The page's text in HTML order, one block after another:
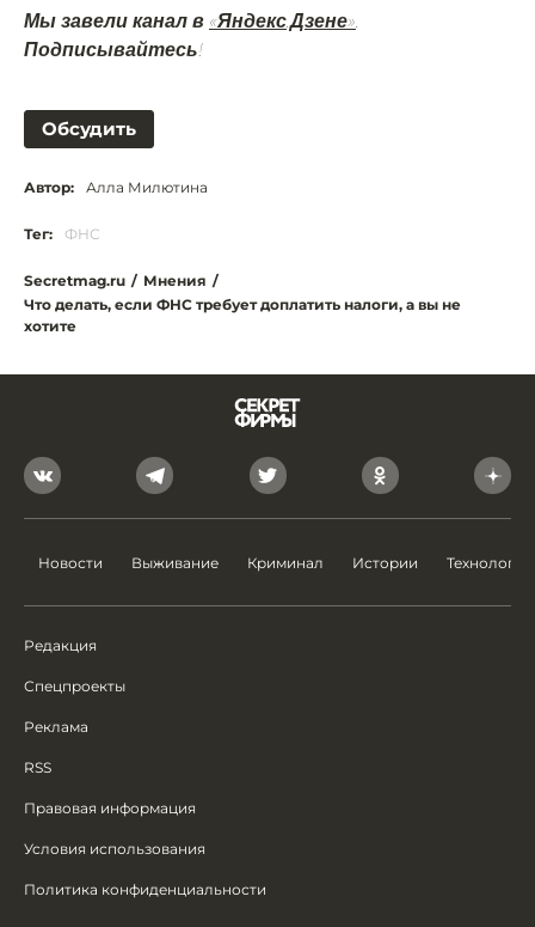
Мы завели канал в «Яндекс.Дзене»
Подписывайтесь!
Обсудить
Автор: Алла Милютина
Тег: ФНС
Secretmag.ru / Мнения /
Что делать, если ФНС требует доплатить налоги, а вы не
хотите
Новости Выживание Криминал Истории Технологии
Редакция
Спецпроекты
Реклама
RSS
Правовая информация
Условия использования
Политика конфиденциальности